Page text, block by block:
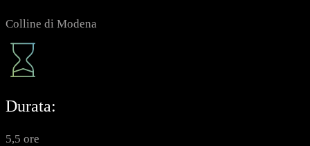
Colline di Modena
Durata:
5,5 ore